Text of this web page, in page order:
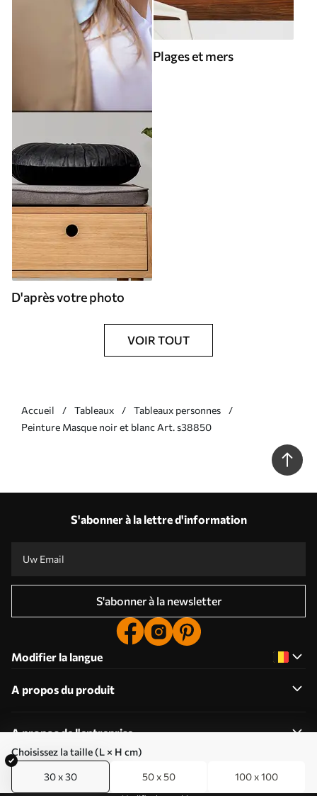
Choisissez la taille (L × H cm)
30 x 30 50 x 50 100 x 100
D'après votre photo
Plages et mers
VOIR TOUT
Accueil Tableaux
Tableaux personnes
Peinture Masque noir et blanc Art. s38850
S'abonner à la lettre d'information
S'abonner à la newsletter
Modifier la langue
A propos du produit
A propos de l'entreprise